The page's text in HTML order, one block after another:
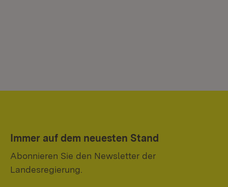
Immer auf dem neuesten Stand
Abonnieren Sie den Newsletter der
Landesregierung.